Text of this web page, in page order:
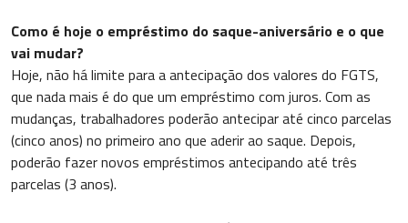
Como é hoje o empréstimo do saque-aniversário e o que
vai mudar?
Hoje, não há limite para a antecipação dos valores do FGTS,
que nada mais é do que um empréstimo com juros. Com as
mudanças, trabalhadores poderão antecipar até cinco parcelas
(cinco anos) no primeiro ano que aderir ao saque. Depois,
poderão fazer novos empréstimos antecipando até três
parcelas (3 anos).